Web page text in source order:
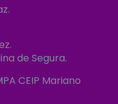
de Segura.
CEIP Mariano